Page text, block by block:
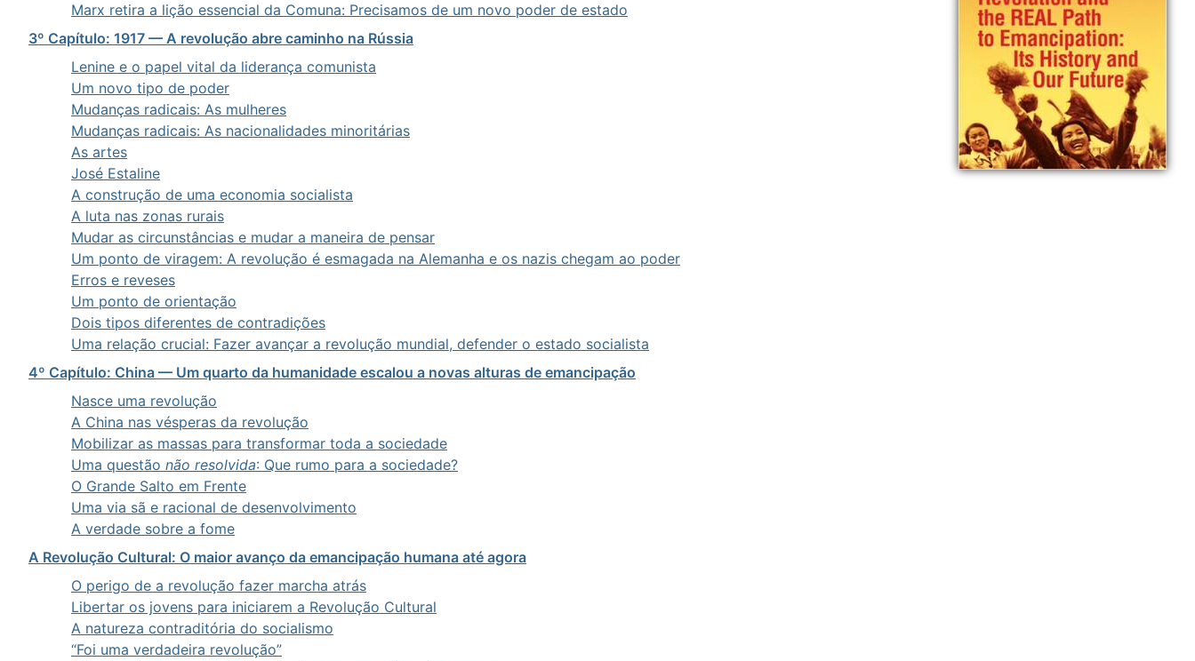
Marx retira a lição essencial da Comuna: Precisamos de um novo poder de estado
3º Capítulo: 1917 — A revolução abre caminho na Rússia
Lenine e o papel vital da liderança comunista
Um novo tipo de poder
Mudanças radicais: As mulheres
Mudanças radicais: As nacionalidades minoritárias
As artes
José Estaline
A construção de uma economia socialista
A luta nas zonas rurais
Mudar as circunstâncias e mudar a maneira de pensar
Um ponto de viragem: A revolução é esmagada na Alemanha e os nazis chegam ao poder
Erros e reveses
Um ponto de orientação
Dois tipos diferentes de contradições
Uma relação crucial: Fazer avançar a revolução mundial, defender o estado socialista
4º Capítulo: China — Um quarto da humanidade escalou a novas alturas de emancipação
Nasce uma revolução
A China nas vésperas da revolução
Mobilizar as massas para transformar toda a sociedade
Uma questão não resolvida: Que rumo para a sociedade?
O Grande Salto em Frente
Uma via sã e racional de desenvolvimento
A verdade sobre a fome
A Revolução Cultural: O maior avanço da emancipação humana até agora
O perigo de a revolução fazer marcha atrás
Libertar os jovens para iniciarem a Revolução Cultural
A natureza contraditória do socialismo
“Foi uma verdadeira revolução”